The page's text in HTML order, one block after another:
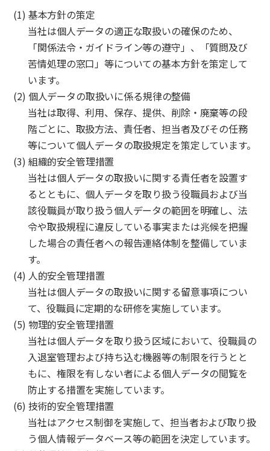
(1) 基本方針の策定
当社は個人データの適正な取扱いの確保のため、
「関係法令・ガイドライン等の遵守」、「質問及び
苦情処理の窓口」等についての基本方針を策定して
います。
(2) 個人データの取扱いに係る規律の整備
当社は取得、利用、保存、提供、削除・廃棄等の段
階ごとに、取扱方法、責任者、担当者及びその任務
等について個人データの取扱規定を策定しています。
(3) 組織的安全管理措置
当社は個人データの取扱いに関する責任者を設置す
るとともに、個人データを取り扱う役職員および当
該役職員が取り扱う個人データの範囲を明確し、法
令や取扱規程に違反している事実または兆候を把握
した場合の責任者への報告連絡体制を整備していま
す。
(4) 人的安全管理措置
当社は個人データの取扱いに関する留意事項につい
て、役職員に定期的な研修を実施しています。
(5) 物理的安全管理措置
当社は個人データを取り扱う区域において、役職員の
入退室管理および持ち込む機器等の制限を行うとと
もに、権限を有しない者による個人データの閲覧を
防止する措置を実施しています。
(6) 技術的安全管理措置
当社はアクセス制御を実施して、担当者および取り扱
う個人情報データベース等の範囲を決定しています。